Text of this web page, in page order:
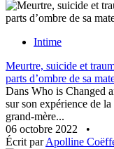
Intime
Meurtre, suicide et
parts d’ombre de sa
Dans Who is Changed
sur son expérience de
grand-mère...
06 octobre 2022
•
Écrit parApolline